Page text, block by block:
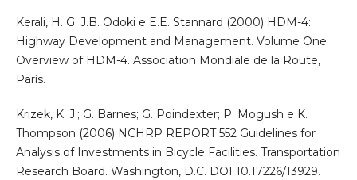
Kerali, H. G; J.B. Odoki e E.E. Stannard (2000) HDM-4:
Highway Development and Management. Volume One:
Overview of HDM-4. Association Mondiale de la Route,
París.
Krizek, K. J.; G. Barnes; G. Poindexter; P. Mogush e K.
Thompson (2006) NCHRP REPORT 552 Guidelines for
Analysis of Investments in Bicycle Facilities. Transportation
Research Board. Washington, D.C. DOI 10.17226/13929.